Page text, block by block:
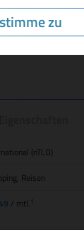
zu
Endung
(nTLD)
Reisen
/ mtl.